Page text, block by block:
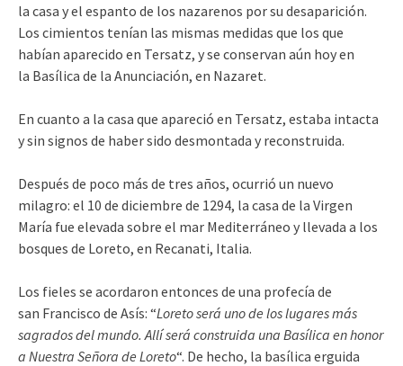
la casa y el espanto de los nazarenos por su desaparición.
Los cimientos tenían las mismas medidas que los que
habían aparecido en Tersatz, y se conservan aún hoy en
la Basílica de la Anunciación, en Nazaret.
En cuanto a la casa que apareció en Tersatz, estaba intacta
y sin signos de haber sido desmontada y reconstruida.
Después de poco más de tres años, ocurrió un nuevo
milagro: el 10 de diciembre de 1294, la casa de la Virgen
María fue elevada sobre el mar Mediterráneo y llevada a los
bosques de Loreto, en Recanati, Italia.
Los fieles se acordaron entonces de una profecía de
san Francisco de Asís: “Loreto será uno de los lugares más
sagrados del mundo. Allí será construida una Basílica en honor
a Nuestra Señora de Loreto“. De hecho, la basílica erguida